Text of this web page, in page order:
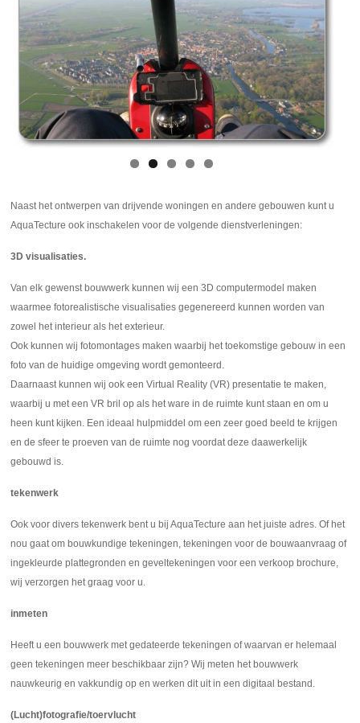
Naast het ontwerpen van drijvende woningen en andere gebouwen kunt u
AquaTecture ook inschakelen voor de volgende dienstverleningen:
3D visualisaties.
Van elk gewenst bouwwerk kunnen wij een 3D computermodel maken
waarmee fotorealistische visualisaties gegenereerd kunnen worden van
zowel het interieur als het exterieur.
Ook kunnen wij fotomontages maken waarbij het toekomstige gebouw in een
foto van de huidige omgeving wordt gemonteerd.
Daarnaast kunnen wij ook een Virtual Reality (VR) presentatie te maken,
waarbij u met een VR bril op als het ware in de ruimte kunt staan en om u
heen kunt kijken. Een ideaal hulpmiddel om een zeer goed beeld te krijgen
en de sfeer te proeven van de ruimte nog voordat deze daawerkelijk
gebouwd is.
tekenwerk
Ook voor divers tekenwerk bent u bij AquaTecture aan het juiste adres. Of het
nou gaat om bouwkundige tekeningen, tekeningen voor de bouwaanvraag of
ingekleurde plattegronden en geveltekeningen voor een verkoop brochure,
wij verzorgen het graag voor u.
inmeten
Heeft u een bouwwerk met gedateerde tekeningen of waarvan er helemaal
geen tekeningen meer beschikbaar zijn? Wij meten het bouwwerk
nauwkeurig en vakkundig op en werken dit uit in een digitaal bestand.
(Lucht)fotografie/toervlucht